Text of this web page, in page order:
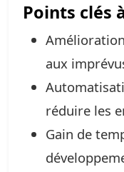
Points clés
aux
réduire les
Gain de